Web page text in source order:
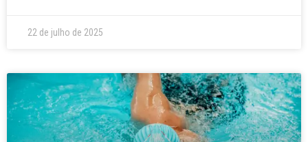
22 de julho de 2025